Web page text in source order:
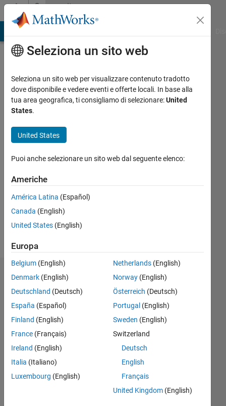
Vai al contenutoCommunity
Profile
Hexuan
Wang
Attivo
Dashboard
M…
CONTRIBUTI
Seleziona un sito web
Seleziona un sito web per visualizzare contenuto tradotto
dove disponibile e vedere eventi e offerte locali. In base alla
tua area geografica, ti consigliamo di selezionare:United
States.
United States
Puoi anche selezionare un sito web dal seguente elenco:
Americhe
América Latina (Español)
Canada (English)
United States (English)
Europa
Belgium (English)
Denmark (English)
Deutschland (Deutsch)
España (Español)
Finland (English)
France (Français)
Ireland (English)
Italia (Italiano)
Luxembourg (English)
Netherlands(English)
Norway(English)
Österreich (Deutsch)
Portugal (English)
Sweden (English)
Switzerland
Deutsch
English
Français
United Kingdom(English)